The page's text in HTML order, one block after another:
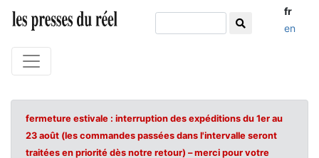
fr
en
fermeture estivale : interruption des expéditions du 1er au
23 août (les commandes passées dans l'intervalle seront
traitées en priorité dès notre retour) – merci pour votre